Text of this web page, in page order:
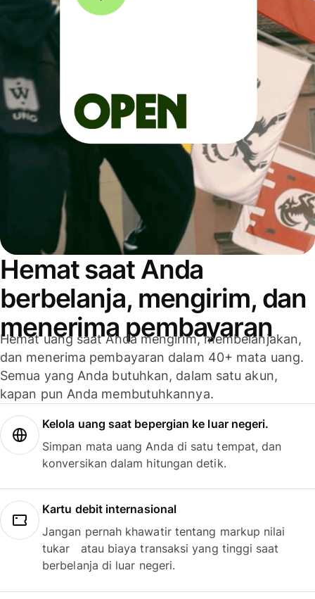
Hemat saat Anda
berbelanja, mengirim, dan
menerima pembayaran
Hemat uang saat Anda mengirim, membelanjakan,
dan menerima pembayaran dalam 40+ mata uang.
Semua yang Anda butuhkan, dalam satu akun,
kapan pun Anda membutuhkannya.
Kelola uang saat bepergian ke luar negeri.
Simpan mata uang Anda di satu tempat, dan
konversikan dalam hitungan detik.
Kartu debit internasional
Jangan pernah khawatir tentang markup nilai
tukar atau biaya transaksi yang tinggi saat
berbelanja di luar negeri.